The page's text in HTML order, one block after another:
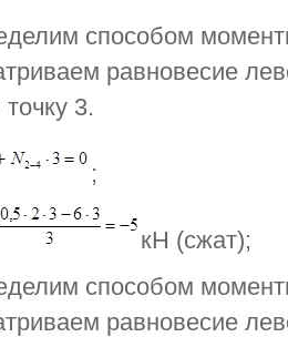
способом
равновесие
3.
;
кН (сжат);
способом
равновесие